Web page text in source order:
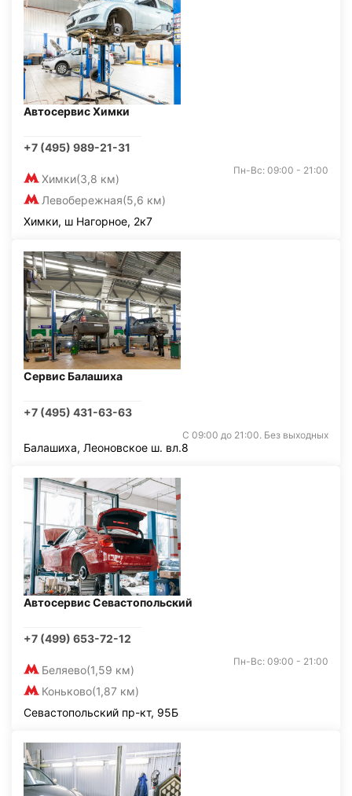
Автосервис Химки
+7 (495) 989-21-31
Химки(3,8 км)
Левобережная(5,6 км)
Пн-Вс: 09:00 - 21:00
Химки, ш Нагорное, 2к7
Сервис Балашиха
+7 (495) 431-63-63
С 09:00 до 21:00. Без выходных
Балашиха, Леоновское ш. вл.8
Автосервис Севастопольский
+7 (499) 653-72-12
Беляево(1,59 км)
Коньково(1,87 км)
Пн-Вс: 09:00 - 21:00
Севастопольский пр-кт, 95Б